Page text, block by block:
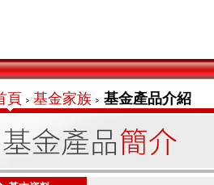
頁 基金家族 基金產品介紹